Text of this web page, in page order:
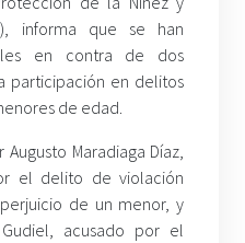
informa que se han
en contra de dos
participación en delitos
de edad.
Maradiaga Díaz,
el delito de violación
de un menor, y
acusado por el